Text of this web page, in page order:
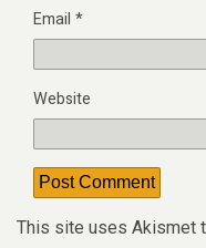
Email *
Website
This site uses Akismet